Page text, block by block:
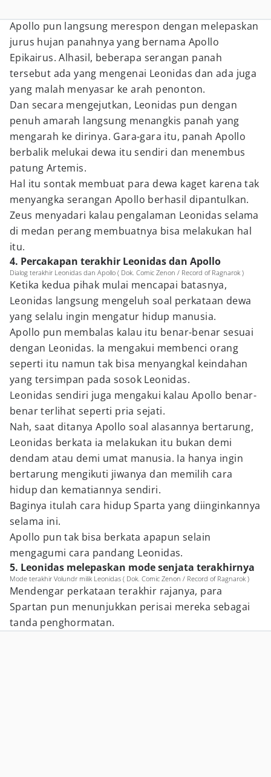
Apollo pun langsung merespon dengan melepaskan
jurus hujan panahnya yang bernama Apollo
Epikairus. Alhasil, beberapa serangan panah
tersebut ada yang mengenai Leonidas dan ada juga
yang malah menyasar ke arah penonton.
Dan secara mengejutkan, Leonidas pun dengan
penuh amarah langsung menangkis panah yang
mengarah ke dirinya. Gara-gara itu, panah Apollo
berbalik melukai dewa itu sendiri dan menembus
patung Artemis.
Hal itu sontak membuat para dewa kaget karena tak
menyangka serangan Apollo berhasil dipantulkan.
Zeus menyadari kalau pengalaman Leonidas selama
di medan perang membuatnya bisa melakukan hal
itu.
4. Percakapan terakhir Leonidas dan Apollo
Dialog terakhir Leonidas dan Apollo ( Dok. Comic Zenon / Record of Ragnarok )
Ketika kedua pihak mulai mencapai batasnya,
Leonidas langsung mengeluh soal perkataan dewa
yang selalu ingin mengatur hidup manusia.
Apollo pun membalas kalau itu benar-benar sesuai
dengan Leonidas. Ia mengakui membenci orang
seperti itu namun tak bisa menyangkal keindahan
yang tersimpan pada sosok Leonidas.
Leonidas sendiri juga mengakui kalau Apollo benar-
benar terlihat seperti pria sejati.
Nah, saat ditanya Apollo soal alasannya bertarung,
Leonidas berkata ia melakukan itu bukan demi
dendam atau demi umat manusia. Ia hanya ingin
bertarung mengikuti jiwanya dan memilih cara
hidup dan kematiannya sendiri.
Baginya itulah cara hidup Sparta yang diinginkannya
selama ini.
Apollo pun tak bisa berkata apapun selain
mengagumi cara pandang Leonidas.
5. Leonidas melepaskan mode senjata terakhirnya
Mode terakhir Volundr milik Leonidas ( Dok. Comic Zenon / Record of Ragnarok )
Mendengar perkataan terakhir rajanya, para
Spartan pun menunjukkan perisai mereka sebagai
tanda penghormatan.